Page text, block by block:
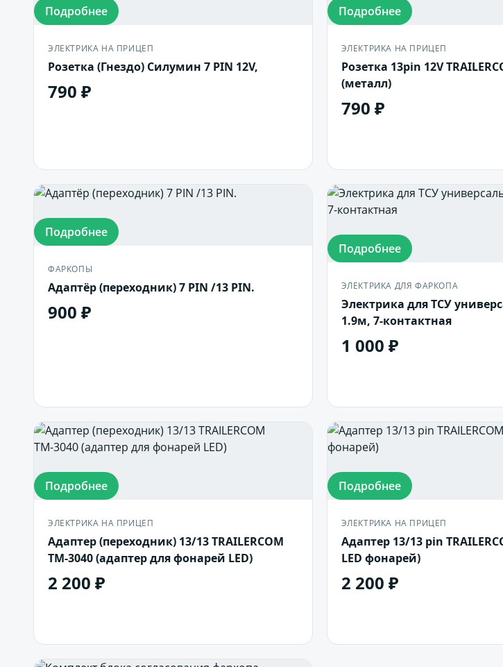
Подробнее
ЭЛЕКТРИКА НА ПРИЦЕП
Розетка (Гнездо) Силумин 7 PIN 12V,
790 ₽
Подробнее
ЭЛЕКТРИКА НА ПРИЦЕП
Розетка 13pin 12V
(металл)
790 ₽
Подробнее
ФАРКОПЫ
Адаптёр (переходник) 7 PIN /13 PIN.
900 ₽
Подробнее
ЭЛЕКТРИКА ДЛЯ ФАРКОПА
Электрика для ТСУ
1.9м, 7-контактная
1 000 ₽
Подробнее
ЭЛЕКТРИКА НА ПРИЦЕП
Адаптер (переходник) 13/13 TRAILERCOM
ТМ-3040 (адаптер для фонарей LED)
2 200 ₽
Подробнее
ЭЛЕКТРИКА НА ПРИЦЕП
Адаптер 13/13 pin
LED фонарей)
2 200 ₽